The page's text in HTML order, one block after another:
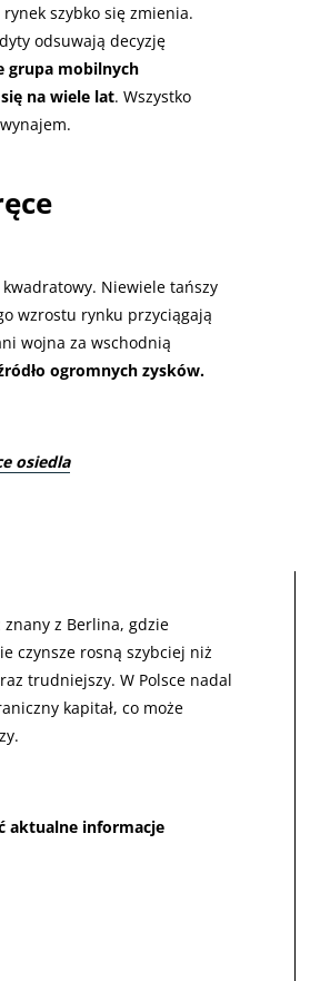
szybko się zmienia.
odsuwają decyzję
grupa mobilnych
na wiele lat. Wszystko
Niewiele tańszy
wzrostu rynku przyciągają
wojna za wschodnią
ogromnych zysków.
osiedla
znany z Berlina, gdzie
czynsze rosną szybciej niż
trudniejszy. W Polsce nadal
kapitał, co może
aktualne informacje